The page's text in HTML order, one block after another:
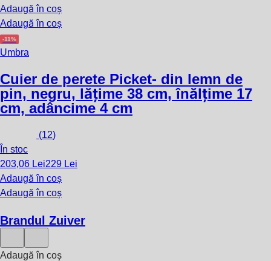
Adaugă în coș
Adaugă în coș
-11%
Umbra
Cuier de perete Picket- din lemn de
pin, negru, lățime 38 cm, înălțime 17
cm, adâncime 4 cm
(12)
În stoc
203,06 Lei229 Lei
Adaugă în coș
Adaugă în coș
Brandul Zuiver
Adaugă în coș